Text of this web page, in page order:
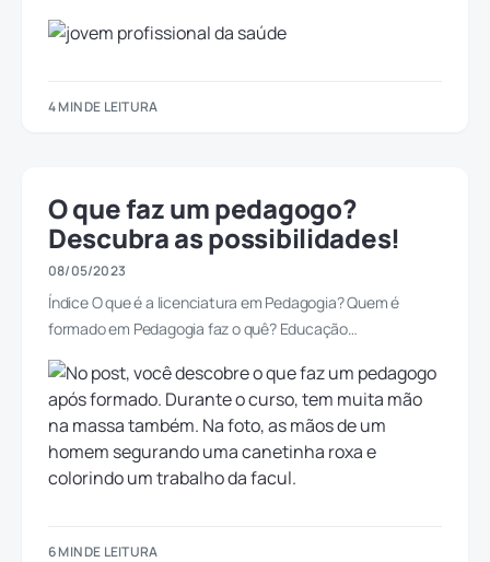
4 MIN DE LEITURA
O que faz um pedagogo?
Descubra as possibilidades!
08/05/2023
Índice O que é a licenciatura em Pedagogia? Quem é
formado em Pedagogia faz o quê? Educação…
6 MIN DE LEITURA